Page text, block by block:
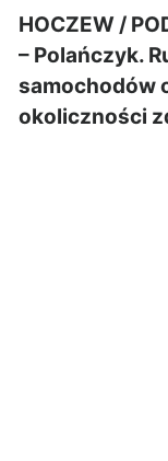
HOCZEW /
– Polańczyk.
samochodów
okoliczności